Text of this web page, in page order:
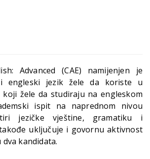
Advanced (CAE) namijenjen je
engleski jezik žele da koriste u
žele da studiraju na engleskom
ispit na naprednom nivou
jezičke vještine, gramatiku i
uključuje i govornu aktivnost
kandidata.